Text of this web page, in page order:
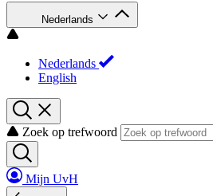
Nederlands
Nederlands
English
Zoek op trefwoord
Mijn UvH